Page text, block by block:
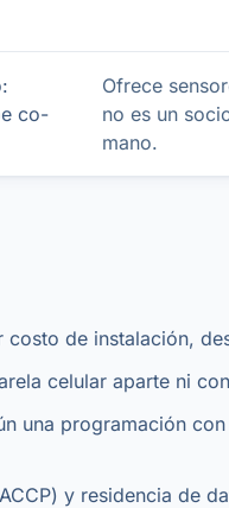
co-
Ofrece
no es un
mano.
de instalación,
celular aparte ni
una programación
y residencia de